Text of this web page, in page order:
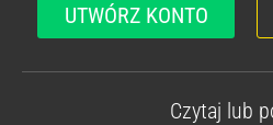
UTWÓRZ KONTO
Czytaj lub